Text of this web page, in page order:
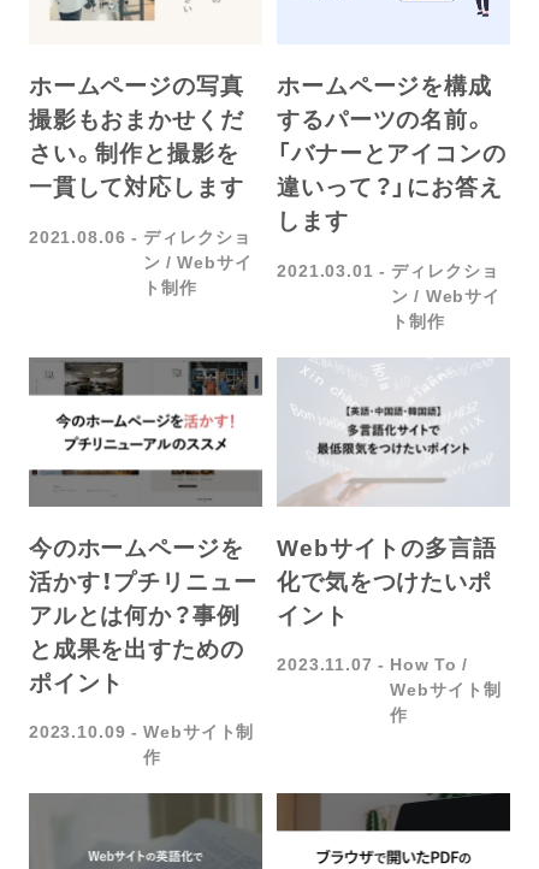
ホームページの写真
撮影もおまかせくだ
さい。制作と撮影を
一貫して対応します
2021.08.06
ディレクショ
ン
Webサイ
ト制作
ホームページを構成
するパーツの名前。
「バナーとアイコンの
違いって？」にお答え
します
2021.03.01
ディレクショ
ン
Webサイ
ト制作
今のホームページを
活かす！プチリニュー
アルとは何か？事例
と成果を出すための
ポイント
2023.10.09
Webサイト制
作
Webサイトの多言語
化で気をつけたいポ
イント
2023.11.07
How To
Webサイト制
作